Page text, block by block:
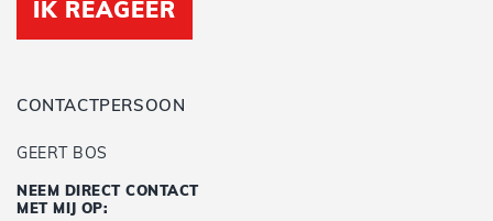
IK REAGEER
CONTACTPERSOON
GEERT BOS
NEEM DIRECT CONTACT
MET MIJ OP: